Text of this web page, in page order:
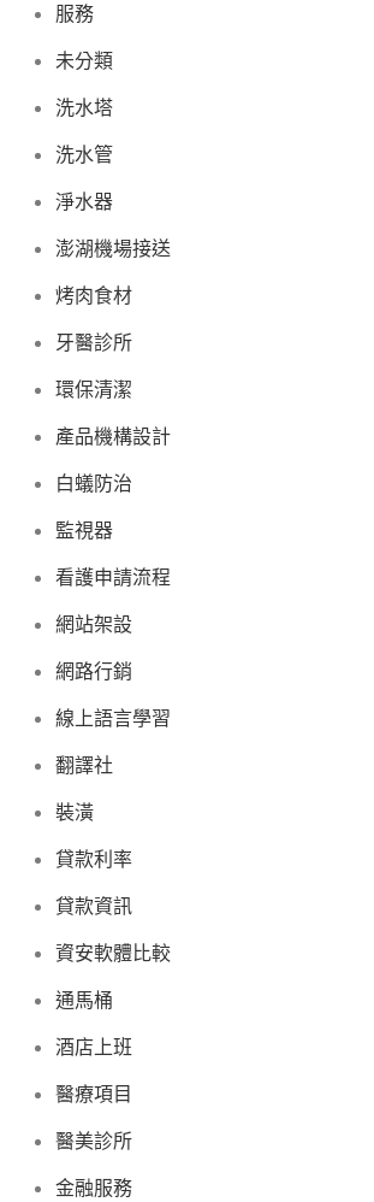
服務
未分類
洗水塔
洗水管
淨水器
澎湖機場接送
烤肉食材
牙醫診所
環保清潔
產品機構設計
白蟻防治
監視器
看護申請流程
網站架設
網路行銷
線上語言學習
翻譯社
裝潢
貸款利率
貸款資訊
資安軟體比較
通馬桶
酒店上班
醫療項目
醫美診所
金融服務